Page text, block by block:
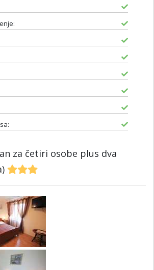
za četiri osobe plus dva